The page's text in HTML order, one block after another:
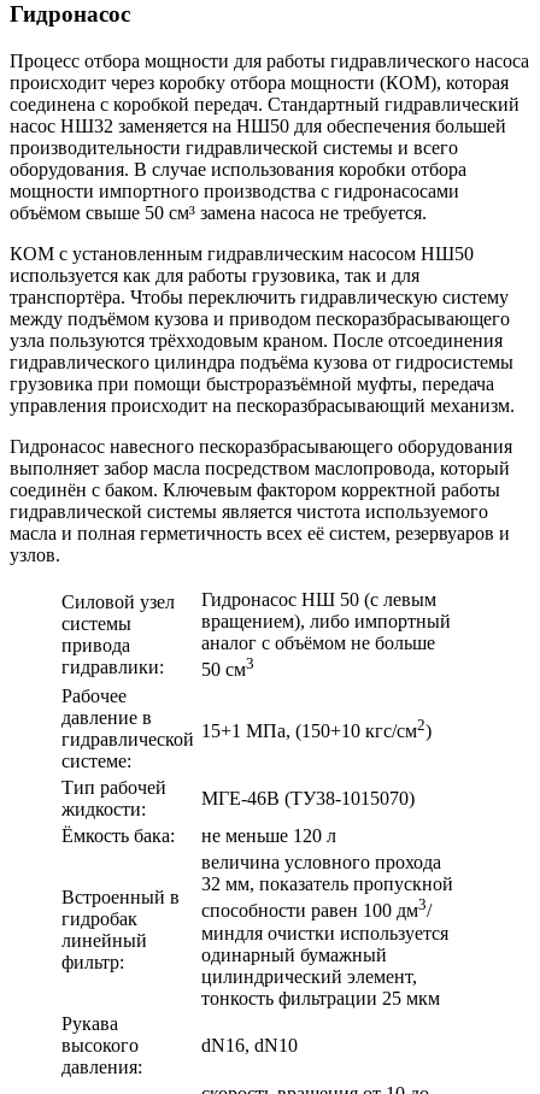
Гидронасос
Процесс отбора мощности для работы гидравлического насоса
происходит через коробку отбора мощности (КОМ), которая
соединена с коробкой передач. Стандартный гидравлический
насос НШ32 заменяется на НШ50 для обеспечения большей
производительности гидравлической системы и всего
оборудования. В случае использования коробки отбора
мощности импортного производства с гидронасосами
объёмом свыше 50 см³ замена насоса не требуется.
КОМ с установленным гидравлическим насосом НШ50
используется как для работы грузовика, так и для
транспортёра. Чтобы переключить гидравлическую систему
между подъёмом кузова и приводом пескоразбрасывающего
узла пользуются трёхходовым краном. После отсоединения
гидравлического цилиндра подъёма кузова от гидросистемы
грузовика при помощи быстроразъёмной муфты, передача
управления происходит на пескоразбрасывающий механизм.
Гидронасос навесного пескоразбрасывающего оборудования
выполняет забор масла посредством маслопровода, который
соединён с баком. Ключевым фактором корректной работы
гидравлической системы является чистота используемого
масла и полная герметичность всех её систем, резервуаров и
узлов.
Силовой узел
системы
привода
гидравлики:
Гидронасос НШ 50 (с левым
вращением), либо импортный
аналог с объёмом не больше
50 см3
Рабочее
давление в
гидравлической
системе:
15+1 МПа, (150+10 кгс/см2)
Тип рабочей
жидкости:
МГЕ-46В (ТУ38-1015070)
Ёмкость бака:
не меньше 120 л
Встроенный в
гидробак
линейный
фильтр:
величина условного прохода
32 мм, показатель пропускной
способности равен 100 дм3/
миндля очистки используется
одинарный бумажный
цилиндрический элемент,
тонкость фильтрации 25 мкм
Рукава
высокого
давления:
dN16, dN10